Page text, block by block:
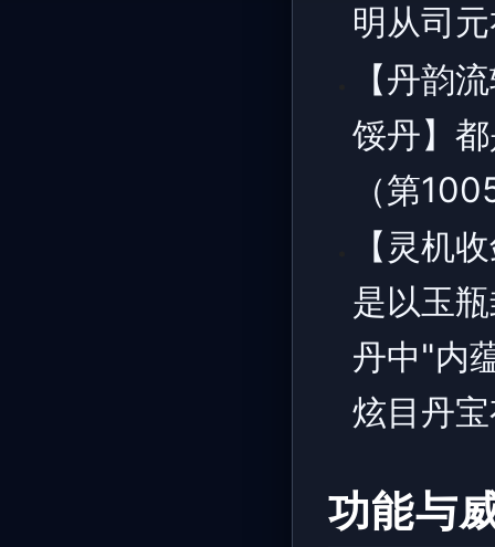
明从司
【丹韵
馁丹】
（第
【灵机
是以玉
丹中"内
炫目丹
功能与